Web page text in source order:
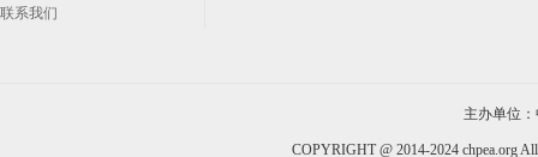
联系我们
主办单位
COPYRIGHT @ 2014-2024 chpea.org